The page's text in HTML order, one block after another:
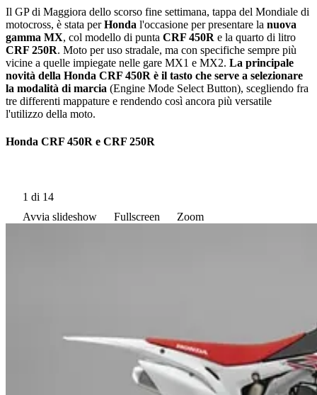
Il GP di Maggiora dello scorso fine settimana, tappa del Mondiale di
motocross, è stata perHonda l'occasione per presentare la nuova
gamma MX, col modello di punta CRF 450R e la quarto di litro
CRF 250R. Moto per uso stradale, ma con specifiche sempre più
vicine a quelle impiegate nelle gare MX1 e MX2. La principale
novità della Honda CRF 450R è il tasto che serve a selezionare
la modalità di marcia (Engine Mode Select Button), scegliendo fra
tre differenti mappature e rendendo così ancora più versatile
l'utilizzo della moto.
Honda CRF 450R e CRF 250R
1 di 14
Avvia slideshow
Fullscreen Zoom